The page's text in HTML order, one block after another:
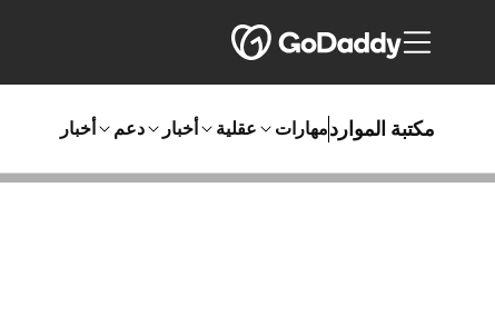
مكتبة المواردمهارات عقلية أخبار دعم أخبار